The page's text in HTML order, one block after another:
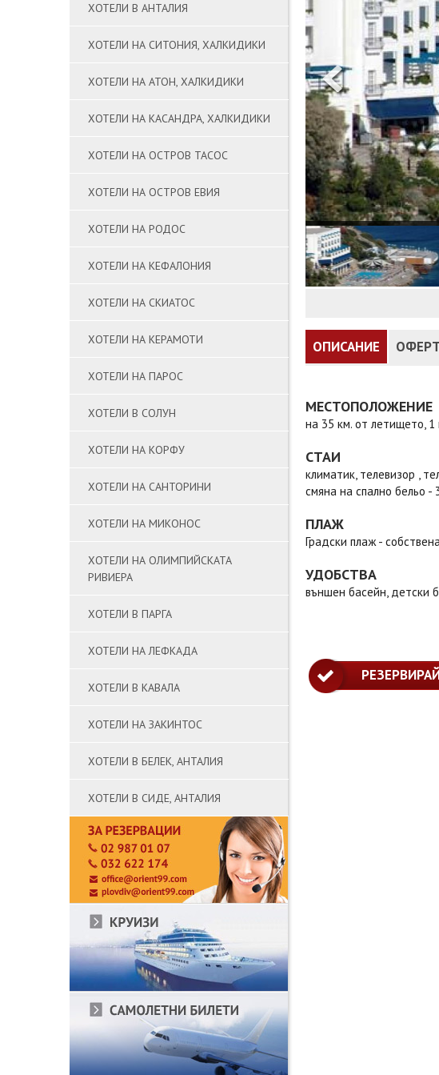
ХОТЕЛИ В АНТАЛИЯ
ХОТЕЛИ НА СИТОНИЯ, ХАЛКИДИКИ
ХОТЕЛИ НА АТОН, ХАЛКИДИКИ
ХОТЕЛИ НА КАСАНДРА, ХАЛКИДИКИ
ХОТЕЛИ НА ОСТРОВ ТАСОС
ХОТЕЛИ НА ОСТРОВ ЕВИЯ
ХОТЕЛИ НА РОДОС
ХОТЕЛИ НА КЕФАЛОНИЯ
ХОТЕЛИ НА СКИАТОС
ХОТЕЛИ НА КЕРАМОТИ
ХОТЕЛИ НА ПАРОС
ХОТЕЛИ В СОЛУН
ХОТЕЛИ НА КОРФУ
ХОТЕЛИ НА САНТОРИНИ
ХОТЕЛИ НА МИКОНОС
ХОТЕЛИ НА ОЛИМПИЙСКАТА
РИВИЕРА
ХОТЕЛИ В ПАРГА
ХОТЕЛИ НА ЛЕФКАДА
ХОТЕЛИ В КАВАЛА
ХОТЕЛИ НА ЗАКИНТОС
ХОТЕЛИ В БЕЛЕК, АНТАЛИЯ
ХОТЕЛИ В СИДЕ, АНТАЛИЯ
ОПИСАНИЕ
МЕСТОПОЛОЖЕНИЕ
на 35 км. от летището,
СТАИ
климатик, телевизор ,
смяна на спално бельо -
ПЛАЖ
Градски плаж -
УДОБСТВА
външен басейн, детски